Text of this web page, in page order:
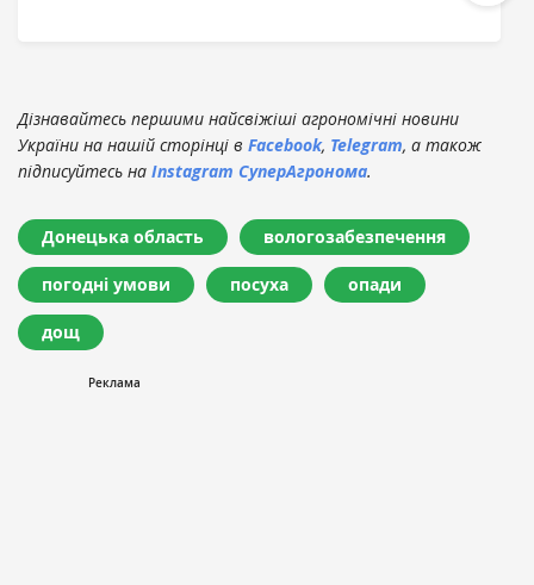
Дізнавайтесь першими найсвіжіші агрономічні новини
України на нашій сторінці в Facebook, Telegram, а також
підписуйтесь на Instagram СуперАгронома.
Донецька область вологозабезпечення
погодні умови посуха опади
дощ